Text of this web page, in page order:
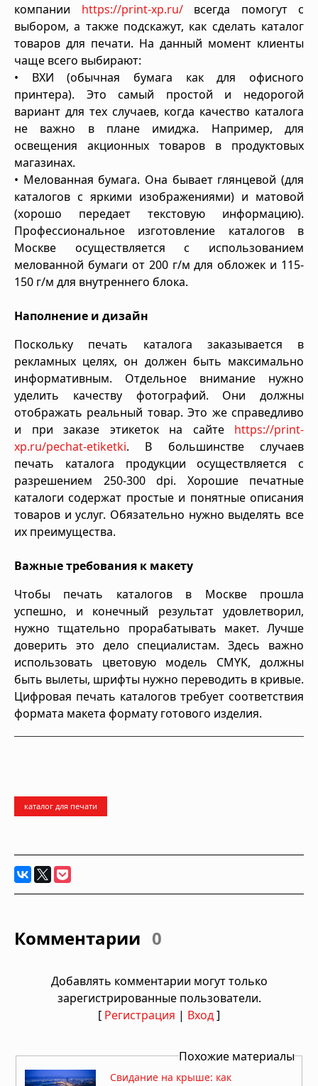
компании https://print-xp.ru/всегда помогут с
выбором, а также подскажут, как сделать каталог
товаров для печати. На данный момент клиенты
чаще всего выбирают:
• ВХИ (обычная бумага как для офисного
принтера). Это самый простой и недорогой
вариант для тех случаев, когда качество каталога
не важно в плане имиджа. Например, для
освещения акционных товаров в продуктовых
магазинах.
• Мелованная бумага. Она бывает глянцевой (для
каталогов с яркими изображениями) и матовой
(хорошо передает текстовую информацию).
Профессиональное изготовление каталогов в
Москве осуществляется с использованием
мелованной бумаги от 200 г/м для обложек и 115-
150 г/м для внутреннего блока.
Наполнение и дизайн
Поскольку печать каталога заказывается в
рекламных целях, он должен быть максимально
информативным. Отдельное внимание нужно
уделить качеству фотографий. Они должны
отображать реальный товар. Это же справедливо
и при заказе этикеток на сайте https://print-
xp.ru/pechat-etiketki. В большинстве случаев
печать каталога продукции осуществляется с
разрешением 250-300 dpi. Хорошие печатные
каталоги содержат простые и понятные описания
товаров и услуг. Обязательно нужно выделять все
их преимущества.
Важные требования к макету
Чтобы печать каталогов в Москве прошла
успешно, и конечный результат удовлетворил,
нужно тщательно прорабатывать макет. Лучше
доверить это дело специалистам. Здесь важно
использовать цветовую модель CMYK, должны
быть вылеты, шрифты нужно переводить в кривые.
Цифровая печать каталогов требует соответствия
формата макета формату готового изделия.
каталог для печати
Комментарии 0
Добавлять комментарии могут только
зарегистрированные пользователи.
[ Регистрация | Вход]
Похожие материалы
Свидание на крыше: как